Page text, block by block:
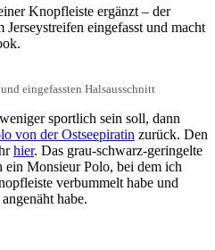
Knopfleiste ergänzt – der
eingefasst und macht
eingefassten Halsausschnitt
sportlich sein soll, dann
von der Ostseepiratin zurück. Den
hier. Das grau-schwarz-geringelte
ein Monsieur Polo, bei dem ich
verbummelt habe und
habe.